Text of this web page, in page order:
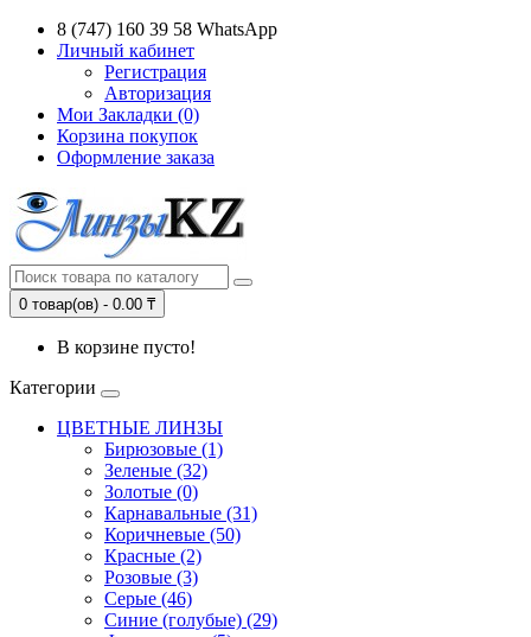
8 (747) 160 39 58 WhatsApp
Личный кабинет
Регистрация
Авторизация
Мои Закладки (0)
Корзина покупок
Оформление заказа
0 товар(ов) - 0.00 ₸
В корзине пусто!
Категории
ЦВЕТНЫЕ ЛИНЗЫ
Бирюзовые (1)
Зеленые (32)
Золотые (0)
Карнавальные (31)
Коричневые (50)
Красные (2)
Розовые (3)
Серые (46)
Синие (голубые) (29)